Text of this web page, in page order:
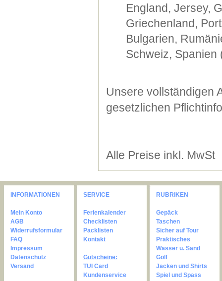
England, Jersey,
Griechenland,
Bulgarien,
Schweiz, Spanien
Unsere vollständigen
gesetzlichen
Alle Preise inkl. MwSt
INFORMATIONEN
Mein Konto
AGB
Widerrufsformular
FAQ
Impressum
Datenschutz
Versand
SERVICE
Ferienkalender
Checklisten
Packlisten
Kontakt
Gutscheine:
TUI Card
Kundenservice
RUBRIKEN
Gepäck
Taschen
Sicher auf Tour
Praktisches
Wasser u. Sand
Golf
Jacken und Shirts
Spiel und Spass